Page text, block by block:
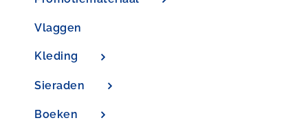
Vlaggen
Kleding
Sieraden
Boeken